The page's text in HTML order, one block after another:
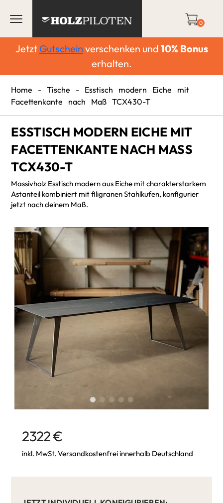
0
Jetzt Gutschein verschenken und 10% Bonus
erhalten.
Home - Tische - Esstisch modern Eiche mit
Facettenkante nach Maß TCX430-T
ESSTISCH MODERN EICHE MIT
FACETTENKANTE NACH MASS T
CX430-T
Massivholz Esstisch modern aus Eiche mit charakterstarkem
Astanteil kombiniert mit filigranen Stahlkufen, konfigurier
jetzt nach deinem Maß.
2322 €
inkl. MwSt. Versandkostenfrei innerhalb Deutschland